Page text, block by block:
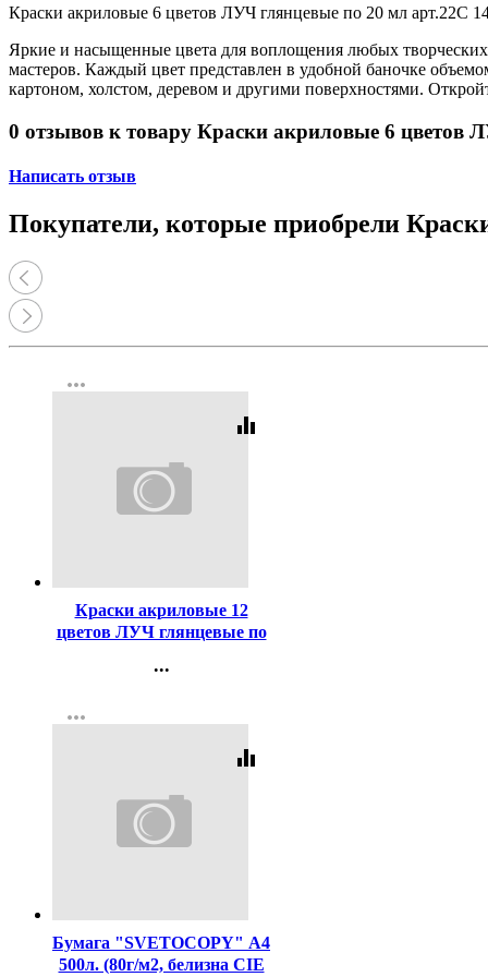
Принтеры, копиры, МФУ
Оборудование банковское
Шредеры
Краски акриловые 6 цветов ЛУЧ глянцевые по 20 мл арт.22С
Яркие и насыщенные цвета для воплощения любых
мастеров. Каждый цвет представлен в удобной баночке
картоном, холстом, деревом и другими поверхностями.
0 отзывов к товару Краски акриловые 6 цветов
Написать отзыв
Покупатели, которые приобрели
more_horiz
equalizer
Краски акриловые 12
цветов ЛУЧ глянцевые по
...
Регистрация
more_horiz
equalizer
Бумага "SVETOCOPY" А4
500л. (80г/м2, белизна CIE